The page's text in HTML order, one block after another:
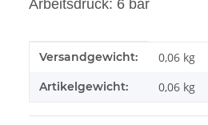
Arbeitsdruck: 6 bar
Produkteigenschaft
Wert
Versandgewicht: 0,06 kg
Artikelgewicht: 0,06 kg